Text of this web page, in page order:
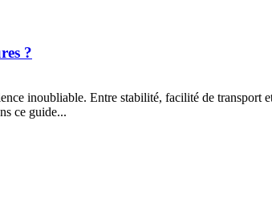
?
inoubliable. Entre stabilité, facilité de transport
ce guide...